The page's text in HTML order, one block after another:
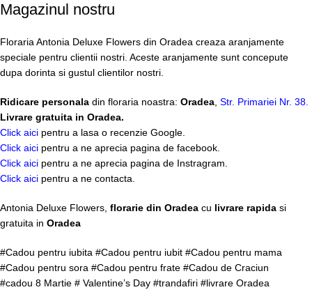
Magazinul nostru
Floraria Antonia Deluxe Flowers din Oradea creaza aranjamente
speciale pentru clientii nostri. Aceste aranjamente sunt concepute
dupa dorinta si gustul clientilor nostri.
Ridicare personala din floraria noastra: Oradea Str. Primariei Nr. 38.
Livrare gratuita in Oradea.
Click aici pentru a lasa o recenzie Google.
Click aici pentru a ne aprecia pagina de facebook.
Click aici pentru a ne aprecia pagina de Instragram.
Click aici pentru a ne contacta.
Antonia Deluxe Flowers, florarie din Oradea cu livrare rapida si
gratuita in Oradea
#Cadou pentru iubita #Cadou pentru iubit #Cadou pentru mama
#Cadou pentru sora #Cadou pentru frate #Cadou de Craciun
#cadou 8 Martie # Valentine’s Day #trandafiri #livrare Oradea